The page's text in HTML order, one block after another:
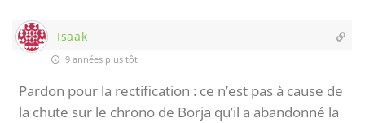
Isaak
9 années plus tôt
Pardon pour la rectification : ce n’est pas à cause de
la chute sur le chrono de Borja qu’il a abandonné la